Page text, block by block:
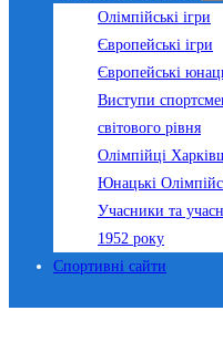
Олімпійські ігри
Європейські ігри
Європейські
Виступи
світового рівня
Олімпійці
Юнацькі
Учасники та
1952 року
Спортивні сайти